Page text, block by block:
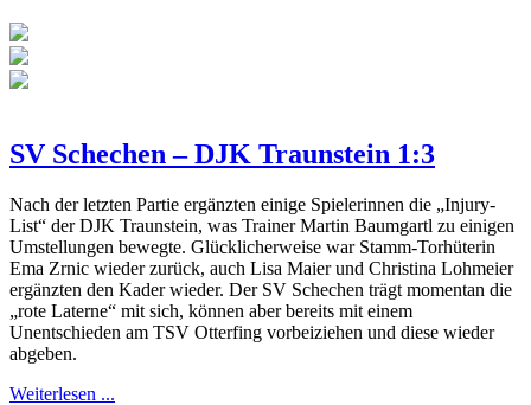
SV Schechen – DJK Traunstein 1:3
Nach der letzten Partie ergänzten einige Spielerinnen die „Injury-
List“ der DJK Traunstein, was Trainer Martin Baumgartl zu einigen
Umstellungen bewegte. Glücklicherweise war Stamm-Torhüterin
Ema Zrnic wieder zurück, auch Lisa Maier und Christina Lohmeier
ergänzten den Kader wieder. Der SV Schechen trägt momentan die
„rote Laterne“ mit sich, können aber bereits mit einem
Unentschieden am TSV Otterfing vorbeiziehen und diese wieder
abgeben.
Weiterlesen ...